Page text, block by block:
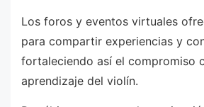
Los foros y eventos virtuales
para compartir experiencias y
fortaleciendo así el compromiso
aprendizaje del violín.